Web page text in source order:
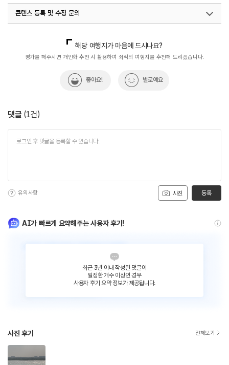
콘텐츠 등록 및 수정 문의
해당 여행지가 마음에 드시나요?
평가를 해주시면 개인화 추천 시 활용하여 최적의 여행지를 추천해 드리겠습니다.
좋아요! 별로예요
댓글 (1건)
사진
유의사항 등록
AI가 빠르게 요약해주는 사용자 후기!
최근 3년 이내 작성된 댓글이
일정한 개수 이상인 경우
사용자 후기 요약 정보가 제공됩니다.
사진 후기 전체보기